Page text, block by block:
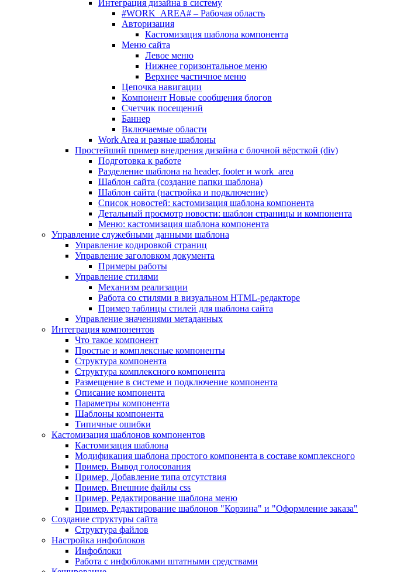
Интеграция дизайна в систему
#WORK_AREA# – Рабочая область
Авторизация
Кастомизация шаблона компонента
Меню сайта
Левое меню
Нижнее горизонтальное меню
Верхнее частичное меню
Цепочка навигации
Компонент Новые сообщения блогов
Счетчик посещений
Баннер
Включаемые области
Work Area и разные шаблоны
Простейший пример внедрения дизайна с блочной вёрсткой (div)
Подготовка к работе
Разделение шаблона на header, footer и work_area
Шаблон сайта (создание папки шаблона)
Шаблон сайта (настройка и подключение)
Список новостей: кастомизация шаблона компонента
Детальный просмотр новости: шаблон страницы и компонента
Меню: кастомизация шаблона компонента
Управление служебными данными шаблона
Управление кодировкой страниц
Управление заголовком документа
Примеры работы
Управление стилями
Механизм реализации
Работа со стилями в визуальном HTML-редакторе
Пример таблицы стилей для шаблона сайта
Управление значениями метаданных
Интеграция компонентов
Что такое компонент
Простые и комплексные компоненты
Структура компонента
Структура комплексного компонента
Размещение в системе и подключение компонента
Описание компонента
Параметры компонента
Шаблоны компонента
Типичные ошибки
Кастомизация шаблонов компонентов
Кастомизация шаблона
Модификация шаблона простого компонента в составе комплексного
Пример. Вывод голосования
Пример. Добавление типа отсутствия
Пример. Внешние файлы css
Пример. Редактирование шаблона меню
Пример. Редактирование шаблонов "Корзина" и "Оформление заказа"
Создание структуры сайта
Структура файлов
Настройка инфоблоков
Инфоблоки
Работа с инфоблоками штатными средствами